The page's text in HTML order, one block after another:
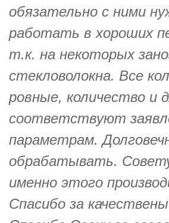
обязательно с ними
работать в хороших
т.к. на некоторых
стекловолокна. Все
ровные, количество и
соответствуют
параметрам.
обрабатывать.
именно этого
Спасибо за